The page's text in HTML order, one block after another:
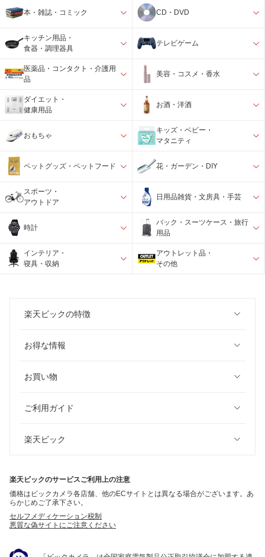
本・雑誌・コミック CD・DVD
キッチン用品・
食器・調理器具
テレビゲーム
医薬品・コンタクト・介護用
品
美容・コスメ・香水
ダイエット・
健康用品
お酒・洋酒
おもちゃ
キッズ・ベビー・
マタニティ
ペットグッズ・ペットフード 花・ガーデン・DIY
スポーツ・
アウトドア
日用品雑貨・文房具・手芸
時計
バック・スーツケース・旅行
用品
インテリア・
寝具・収納
アウトレット品・
その他
楽天ビックの特徴
お得な情報
お買い物
ご利用ガイド
楽天ビック
楽天ビックのサービスご利用上の注意
価格はビックカメラ各店舗、他のECサイトとは異なる場合がございます。あ
らかじめご了承下さい。
セルフメディケーション税制
悪質な偽サイトにご注意ください